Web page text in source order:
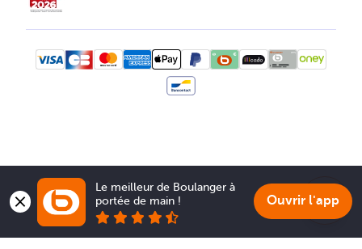
Le meilleur de Boulanger à
portée de main !
Ouvrir l'app